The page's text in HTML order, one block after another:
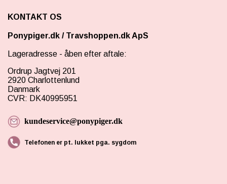
KONTAKT OS
Ponypiger.dk / Travshoppen.dk ApS
Lageradresse - åben efter aftale:
Ordrup Jagtvej 201
2920 Charlottenlund
Danmark
CVR: DK40995951
kundeservice@ponypiger.dk
Telefonen er pt. lukket pga. sygdom